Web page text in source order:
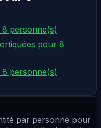
personne(s)
pour 8
personne(s)
par personne pour